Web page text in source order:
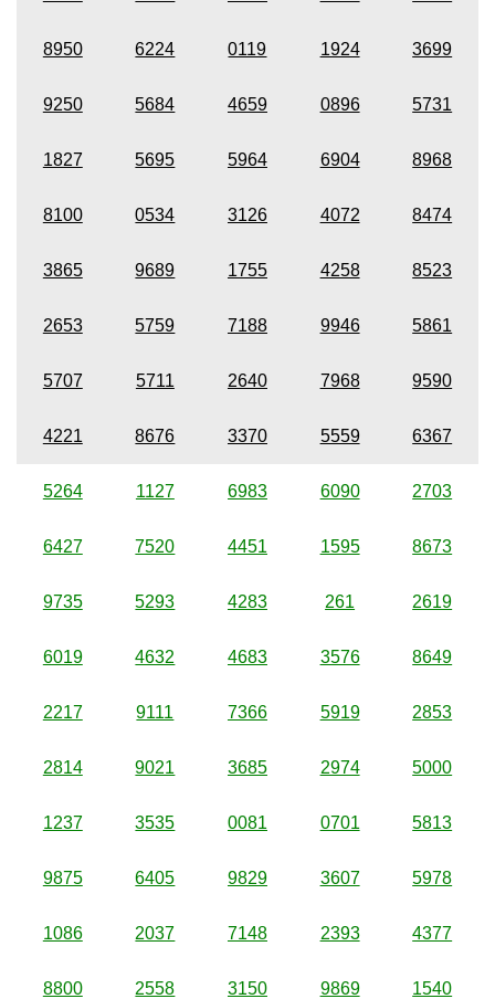
8950 6224 0119 1924 3699
9250 5684 4659 0896 5731
1827 5695 5964 6904 8968
8100 0534 3126 4072 8474
3865 9689 1755 4258 8523
2653 5759 7188 9946 5861
5707 5711 2640 7968 9590
4221 8676 3370 5559 6367
5264 1127 6983 6090 2703
6427 7520 4451 1595 8673
9735 5293 4283 261 2619
6019 4632 4683 3576 8649
2217 9111 7366 5919 2853
2814 9021 3685 2974 5000
1237 3535 0081 0701 5813
9875 6405 9829 3607 5978
1086 2037 7148 2393 4377
8800 2558 3150 9869 1540